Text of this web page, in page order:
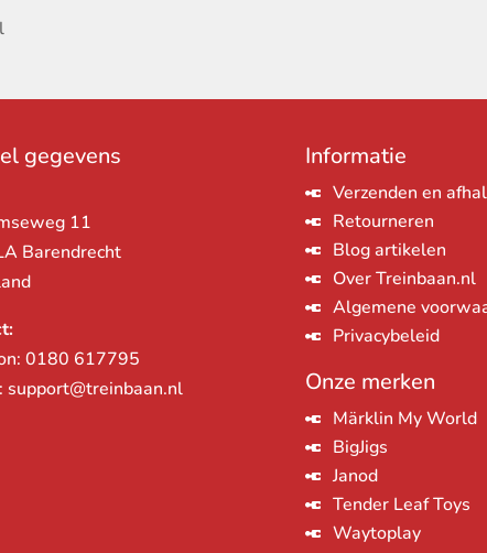
gegevens
11
Barendrecht
0180 617795
support@treinbaan.nl
Informatie
Verzenden en
Retourneren
Blog artikelen
Over Treinbaan.nl
Algemene
Privacybeleid
Onze merken
Märklin My World
BigJigs
Janod
Tender Leaf Toys
Waytoplay